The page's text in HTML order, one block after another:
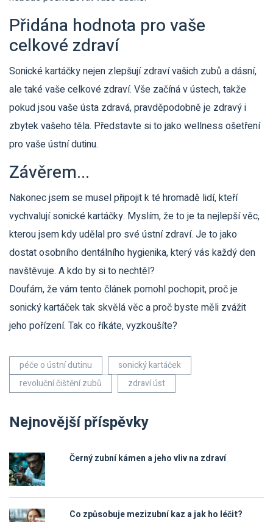
Přidána hodnota pro vaše
celkové zdraví
Sonické kartáčky nejen zlepšují zdraví vašich zubů a dásní,
ale také vaše celkové zdraví. Vše začíná v ústech, takže
pokud jsou vaše ústa zdravá, pravděpodobně je zdravý i
zbytek vašeho těla. Představte si to jako wellness ošetření
pro vaše ústní dutinu.
Závěrem...
Nakonec jsem se musel připojit k té hromadě lidí, kteří
vychvalují sonické kartáčky. Myslím, že to je ta nejlepší věc,
kterou jsem kdy udělal pro své ústní zdraví. Je to jako
dostat osobního dentálního hygienika, který vás každý den
navštěvuje. A kdo by si to nechtěl?
Doufám, že vám tento článek pomohl pochopit, proč je
sonický kartáček tak skvělá věc a proč byste měli zvážit
jeho pořízení. Tak co říkáte, vyzkoušíte?
péče o ústní dutinu
sonický kartáček
revoluční čištění zubů
zdraví úst
Nejnovější příspěvky
Černý zubní kámen a jeho vliv na zdraví
Co způsobuje mezizubní kaz a jak ho léčit?